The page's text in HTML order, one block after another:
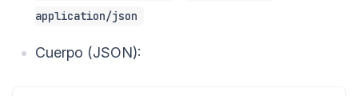
application/json
Cuerpo (JSON):